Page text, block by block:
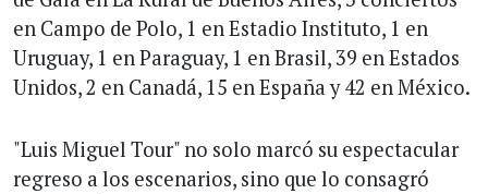
en Campo de Polo, 1 en Estadio Instituto, 1 en
Uruguay, 1 en Paraguay, 1 en Brasil, 39 en Estados
Unidos, 2 en Canadá, 15 en España y 42 en México.
"Luis Miguel Tour" no solo marcó su espectacular
regreso a los escenarios, sino que lo consagró